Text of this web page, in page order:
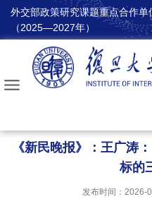
外交部政策研究课题重点合作单
（2025—2027年）
《新民晚报》：王广涛
标的
发布时间：2026-